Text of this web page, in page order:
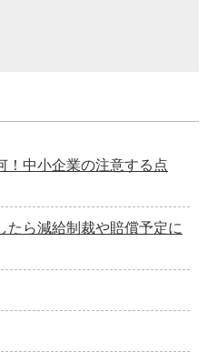
！中小企業の注意する点
たら減給制裁や賠償予定に